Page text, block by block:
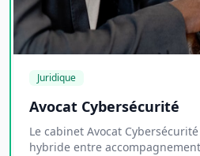
Juridique
Avocat Cybersécurité
Le cabinet Avocat
hybride entre